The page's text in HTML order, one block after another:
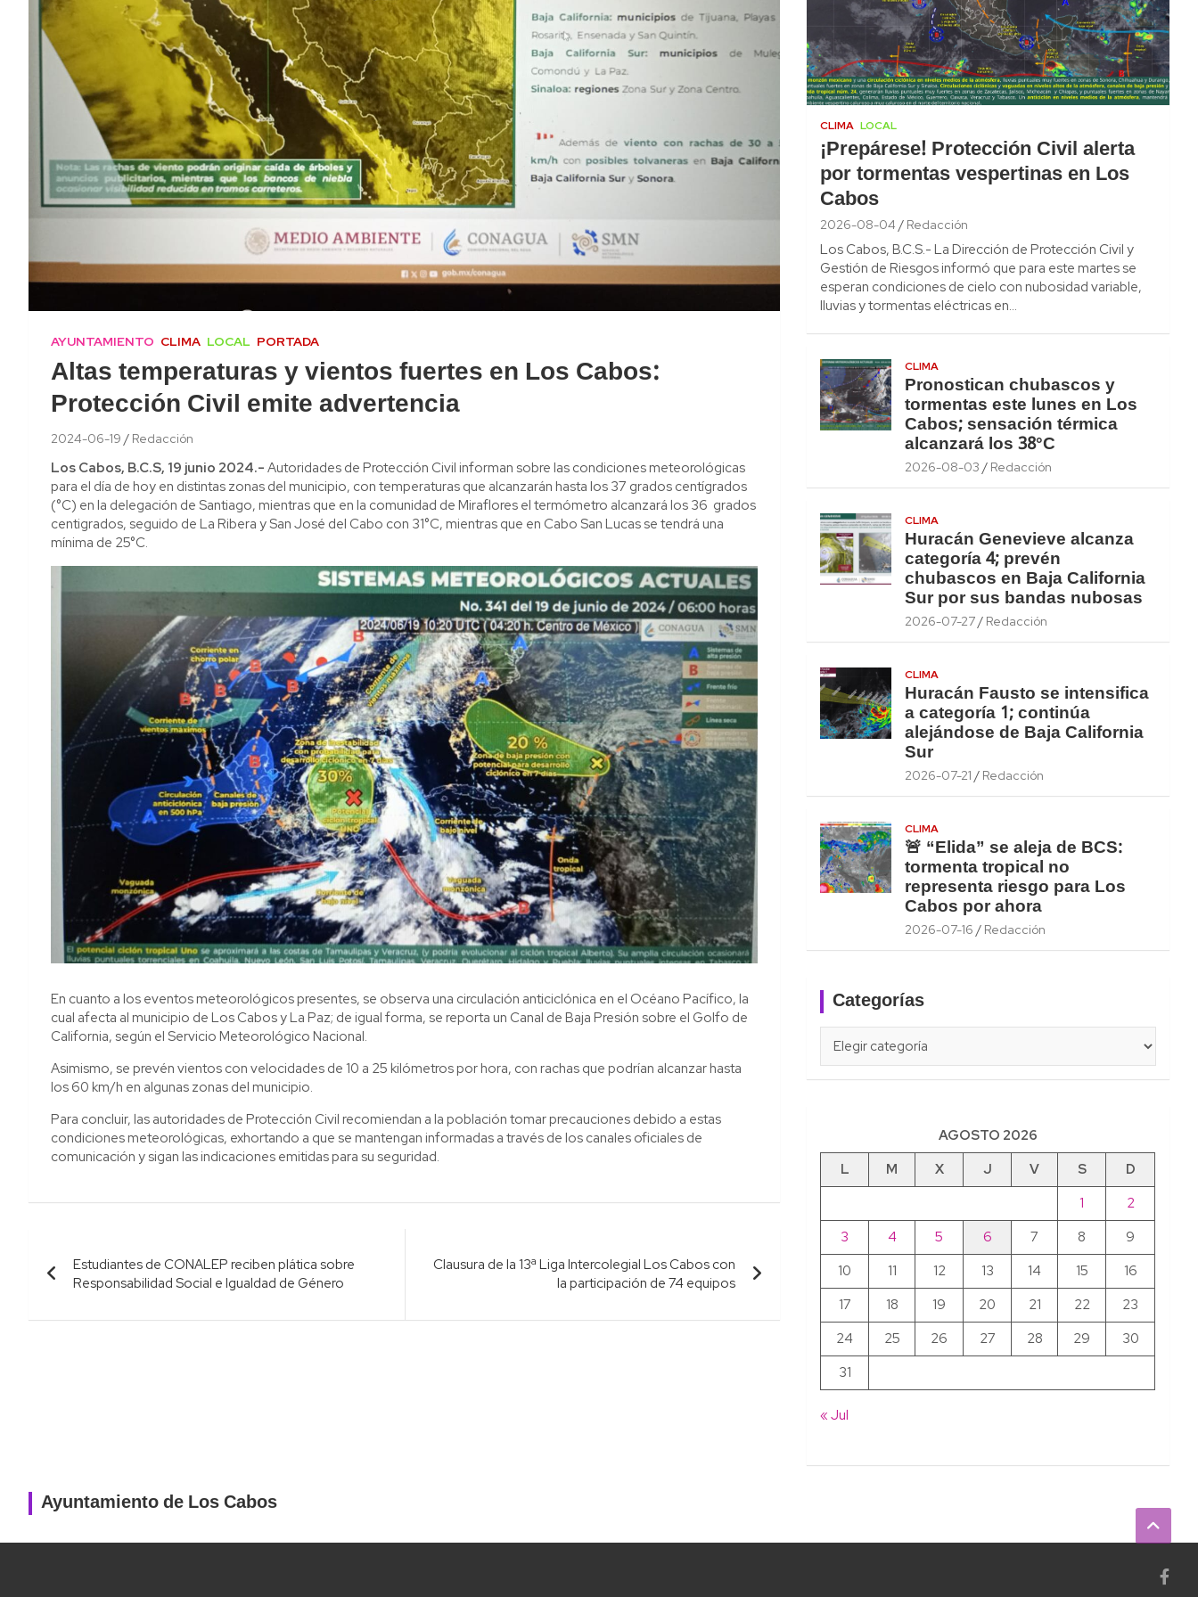
AYUNTAMIENTO CLIMA LOCAL PORTADA
Altas temperaturas y vientos fuertes en Los Cabos:
Protección Civil emite advertencia
2024-06-19 Redacción
Los Cabos, B.C.S, 19 junio 2024.- Autoridades de Protección Civil informan sobre las condiciones meteorológicas
para el día de hoy en distintas zonas del municipio, con temperaturas que alcanzarán hasta los 37 grados centígrados
(°C) en la delegación de Santiago, mientras que en la comunidad de Miraflores el termómetro alcanzará los 36 grados
centigrados, seguido de La Ribera y San José del Cabo con 31°C, mientras que en Cabo San Lucas se tendrá una
mínima de 25°C.
En cuanto a los eventos meteorológicos presentes, se observa una circulación anticiclónica en el Océano Pacífico, la
cual afecta al municipio de Los Cabos y La Paz; de igual forma, se reporta un Canal de Baja Presión sobre el Golfo de
California, según el Servicio Meteorológico Nacional.
Asimismo, se prevén vientos con velocidades de 10 a 25 kilómetros por hora, con rachas que podrían alcanzar hasta
los 60 km/h en algunas zonas del municipio.
Para concluir, las autoridades de Protección Civil recomiendan a la población tomar precauciones debido a estas
condiciones meteorológicas, exhortando a que se mantengan informadas a través de los canales oficiales de
comunicación y sigan las indicaciones emitidas para su seguridad.
Navegación
de
entradas
Estudiantes de CONALEP reciben plática sobre
Responsabilidad Social e Igualdad de Género
Clausura de la 13ª Liga Intercolegial Los Cabos con
la participación de 74 equipos
CLIMA LOCAL
¡Prepárese! Protección Civil alerta
por tormentas vespertinas en Los
Cabos
2026-08-04 Redacción
Los Cabos, B.C.S.- La Dirección de Protección Civil y
Gestión de Riesgos informó que para este martes se
esperan condiciones de cielo con nubosidad variable,
lluvias y tormentas eléctricas en…
CLIMA
Pronostican chubascos y
tormentas este lunes en Los
Cabos; sensación térmica
alcanzará los 38°C
2026-08-03 Redacción
CLIMA
Huracán Genevieve alcanza
categoría 4; prevén
chubascos en Baja California
Sur por sus bandas nubosas
2026-07-27 Redacción
CLIMA
Huracán Fausto se intensifica
a categoría 1; continúa
alejándose de Baja California
Sur
2026-07-21 Redacción
CLIMA
🚨 “Elida” se aleja de BCS:
tormenta tropical no
representa riesgo para Los
Cabos por ahora
2026-07-16 Redacción
Categorías
AGOSTO 2026
L
M X J V S
D
1
2
3
4 5 6 7 8
9
10
11 12 13 14 15
16
17
18 19 20 21 22
23
24
25 26 27 28 29
30
31
« Jul
Ayuntamiento de Los Cabos